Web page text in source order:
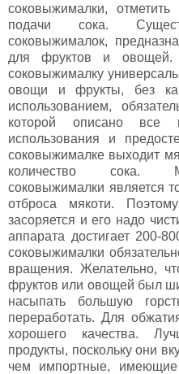
соковыжималки,
подачи сока.
соковыжималок,
для фруктов и овощей.
соковыжималку
овощи и фрукты, без
использованием,
которой описано все
использования и
соковыжималке выходит
количество сока.
соковыжималки является
отброса мякоти.
засоряется и его надо
аппарата достигает 200-
соковыжималки
вращения. Желательно,
фруктов или овощей был
насыпать большую
переработать. Для
хорошего качества.
продукты, поскольку они
чем импортные, имеющие